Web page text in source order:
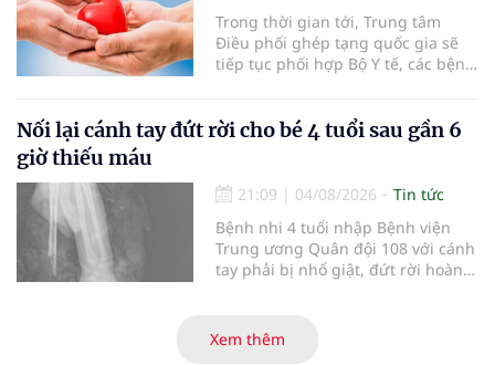
Trong thời gian tới, Trung tâm
Điều phối ghép tạng quốc gia sẽ
tiếp tục phối hợp Bộ Y tế, các bệnh
cường truyền thông, hoàn thiện
quy trình chuyên môn và hệ thống
hiến và ghép mô tạng.
Nối lại cánh tay đứt rời cho bé 4 tuổi sau gần 6
giờ thiếu máu
21:09 | 04/08/2026
Tin tức
Bệnh nhi 4 tuổi nhập Bệnh viện
Trung ương Quân đội 108 với cánh
tay phải bị nhổ giật, đứt rời hoàn
thương nặng và thời gian thiếu
máu kéo dài, các bác sĩ đã tái lập
Xem thêm